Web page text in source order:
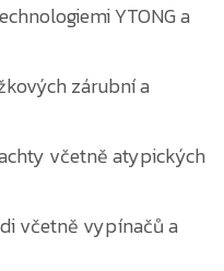
YTONG a
zárubní a
včetně atypických
včetně vypínačů a